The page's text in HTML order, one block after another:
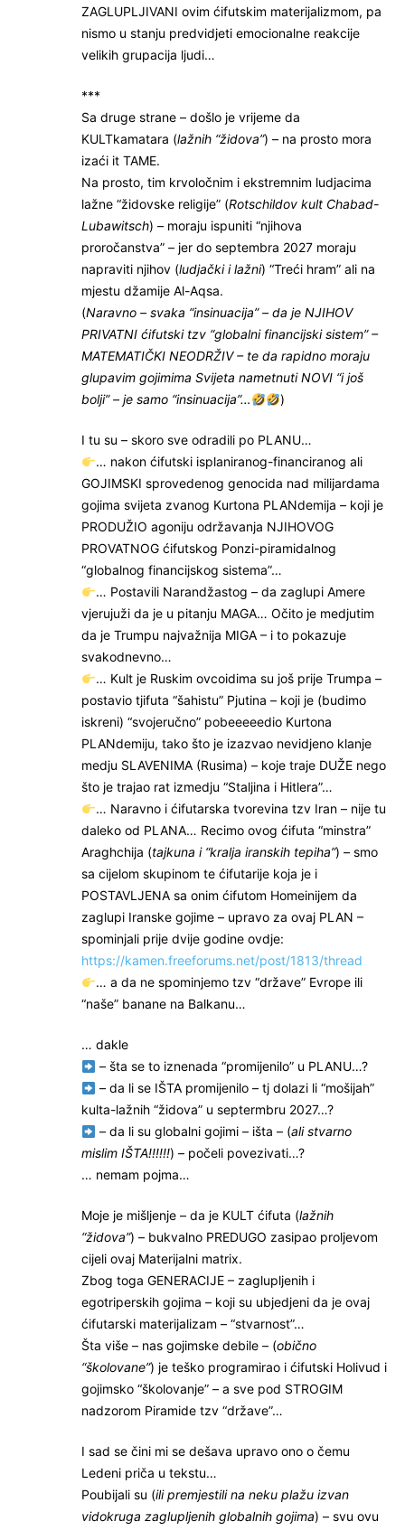
ZAGLUPLJIVANI ovim ćifutskim materijalizmom, pa
nismo u stanju predvidjeti emocionalne reakcije
velikih grupacija ljudi…
***
Sa druge strane – došlo je vrijeme da
KULTkamatara (lažnih “židova”) – na prosto mora
izaći it TAME.
Na prosto, tim krvoločnim i ekstremnim ludjacima
lažne “židovske religije” (Rotschildov kult Chabad-
Lubawitsch) – moraju ispuniti “njihova
proročanstva” – jer do septembra 2027 moraju
napraviti njihov (ludjački i lažni) “Treći hram” ali na
mjestu džamije Al-Aqsa.
(Naravno – svaka “insinuacija” – da je NJIHOV
PRIVATNI ćifutski tzv “globalni financijski sistem” –
MATEMATIČKI NEODRŽIV – te da rapidno moraju
glupavim gojimima Svijeta nametnuti NOVI “i još
bolji” – je samo “insinuacija”…
)
I tu su – skoro sve odradili po PLANU…
… nakon ćifutski isplaniranog-financiranog ali
GOJIMSKI sprovedenog genocida nad milijardama
gojima svijeta zvanog Kurtona PLANdemija – koji je
PRODUŽIO agoniju održavanja NJIHOVOG
PROVATNOG ćifutskog Ponzi-piramidalnog
“globalnog financijskog sistema”…
… Postavili Narandžastog – da zaglupi Amere
vjerujuži da je u pitanju MAGA… Očito je medjutim
da je Trumpu najvažnija MIGA – i to pokazuje
svakodnevno…
… Kult je Ruskim ovcoidima su još prije Trumpa –
postavio tjifuta “šahistu” Pjutina – koji je (budimo
iskreni) “svojeručno” pobeeeeedio Kurtona
PLANdemiju, tako što je izazvao nevidjeno klanje
medju SLAVENIMA (Rusima) – koje traje DUŽE nego
što je trajao rat izmedju “Staljina i Hitlera”…
… Naravno i ćifutarska tvorevina tzv Iran – nije tu
daleko od PLANA… Recimo ovog ćifuta “minstra”
Araghchija (tajkuna i “kralja iranskih tepiha”) – smo
sa cijelom skupinom te ćifutarije koja je i
POSTAVLJENA sa onim ćifutom Homeinijem da
zaglupi Iranske gojime – upravo za ovaj PLAN –
spominjali prije dvije godine ovdje:
https://kamen.freeforums.net/post/1813/thread
… a da ne spominjemo tzv “države” Evrope ili
“naše” banane na Balkanu…
… dakle
– šta se to iznenada “promijenilo” u PLANU…?
– da li se IŠTA promijenilo – tj dolazi li “mošijah”
kulta-lažnih “židova” u septermbru 2027…?
– da li su globalni gojimi – išta – (ali stvarno
mislim IŠTA!!!!!!) – počeli povezivati…?
… nemam pojma…
Moje je mišljenje – da je KULT ćifuta (lažnih
“židova”) – bukvalno PREDUGO zasipao proljevom
cijeli ovaj Materijalni matrix.
Zbog toga GENERACIJE – zaglupljenih i
egotriperskih gojima – koji su ubjedjeni da je ovaj
ćifutarski materijalizam – “stvarnost”…
Šta više – nas gojimske debile – (obično
“školovane”) je teško programirao i ćifutski Holivud i
gojimsko “školovanje” – a sve pod STROGIM
nadzorom Piramide tzv “države”…
I sad se čini mi se dešava upravo ono o čemu
Ledeni priča u tekstu…
Poubijali su (ili premjestili na neku plažu izvan
vidokruga zaglupljenih globalnih gojima) – svu ovu